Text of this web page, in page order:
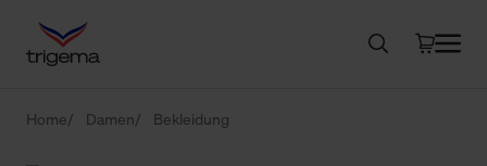
Home Damen Bekleidung